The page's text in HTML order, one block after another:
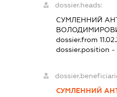
dossier.heads:
СУМЛЕННИЙ
dossier.from
dossier.position -
СУМЛЕННИЙ